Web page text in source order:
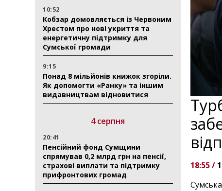
10:52
Кобзар домовляється із Червоним
Хрестом про нові укриття та
енергетичну підтримку для
Сумської громади
9:15
Понад 8 мільйонів книжок згоріли.
Як допомогти «Ранку» та іншим
видавництвам відновитися
4 серпня
20:41
Пенсійний фонд Сумщини
спрямував 0,2 млрд грн на пенсії,
страхові виплати та підтримку
прифронтових громад
18:55 /